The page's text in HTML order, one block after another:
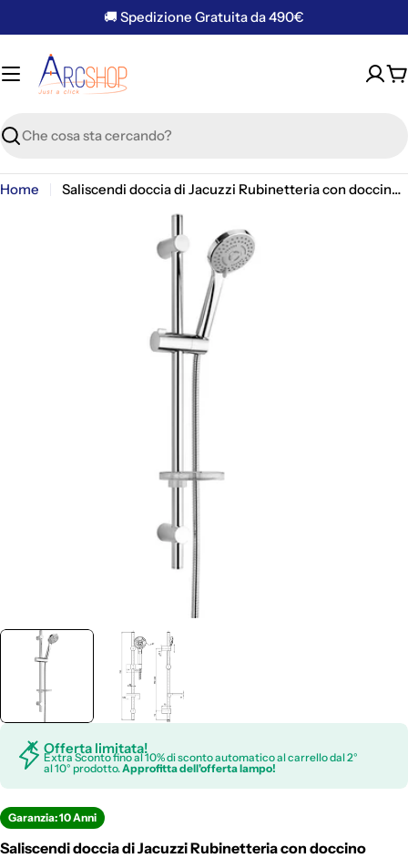
al
contenuto
🚚 Spedizione Gratuita da 490€
Ricerca
Home Saliscendi doccia di Jacuzzi Rubinetteria con doccino multigetto, flessibile in ABS cromato e portasapone
Offerta limitata!
Extra Sconto fino al 10% di sconto automatico al carrello dal 2°
al 10° prodotto.Approfitta dell'offerta lampo!
Garanzia: 10 Anni
Saliscendi doccia di Jacuzzi Rubinetteria con doccino